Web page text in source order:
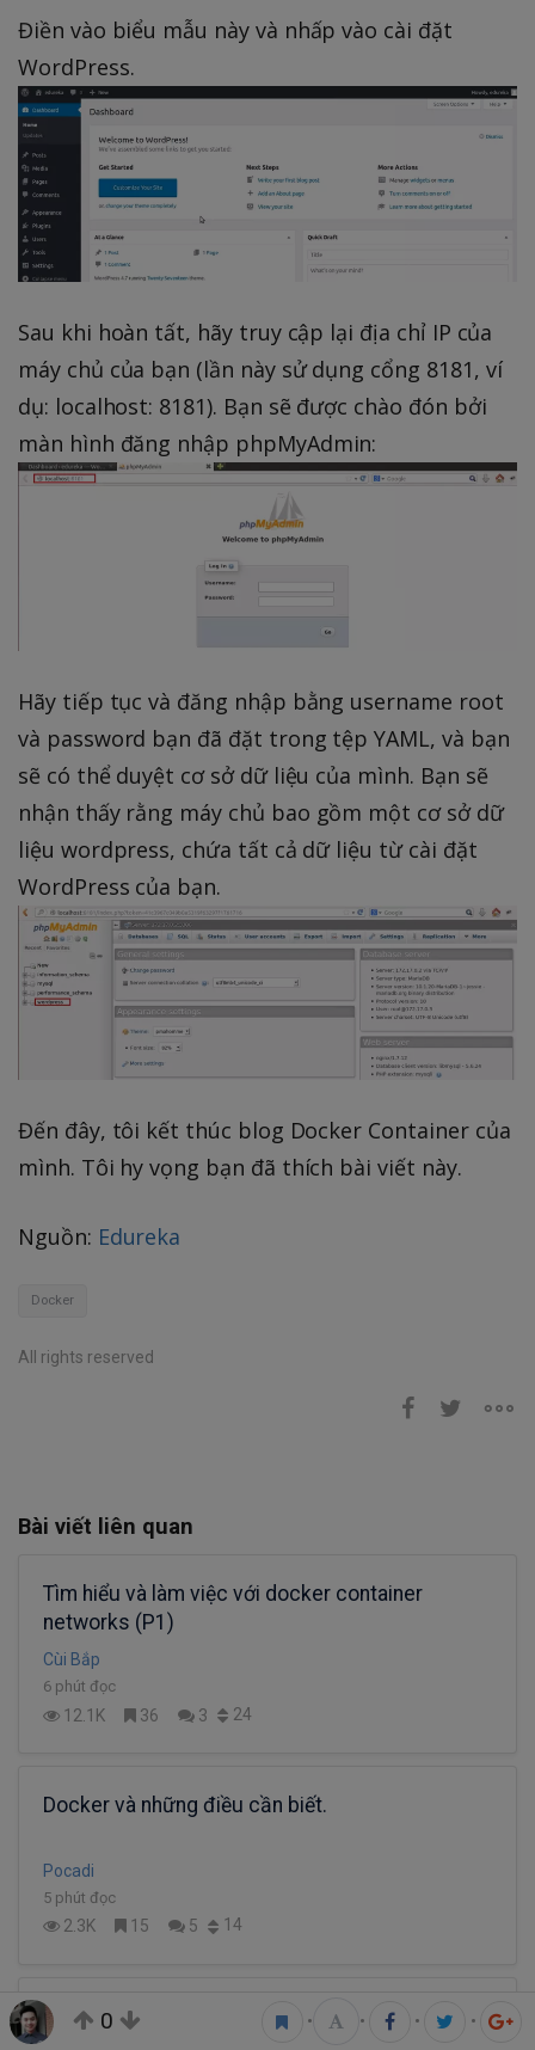
Điền vào biểu mẫu này và nhấp vào cài đặt
WordPress.
Sau khi hoàn tất, hãy truy cập lại địa chỉ IP của
máy chủ của bạn (lần này sử dụng cổng 8181, ví
dụ: localhost: 8181). Bạn sẽ được chào đón bởi
màn hình đăng nhập phpMyAdmin:
Hãy tiếp tục và đăng nhập bằng username root
và password bạn đã đặt trong tệp YAML, và bạn
sẽ có thể duyệt cơ sở dữ liệu của mình. Bạn sẽ
nhận thấy rằng máy chủ bao gồm một cơ sở dữ
liệu wordpress, chứa tất cả dữ liệu từ cài đặt
WordPress của bạn.
Đến đây, tôi kết thúc blog Docker Container của
mình. Tôi hy vọng bạn đã thích bài viết này.
Nguồn: Edureka
Docker
All rights reserved
Bài viết liên quan
Tìm hiểu và làm việc với docker container
networks (P1)
Cùi Bắp
6 phút đọc
12.1K 36 3 24
Docker và những điều cần biết.
Pocadi
5 phút đọc
2.3K 15 5 14
Tìm hiểu và làm việc với docker container
networks (P2)
0 • • • •